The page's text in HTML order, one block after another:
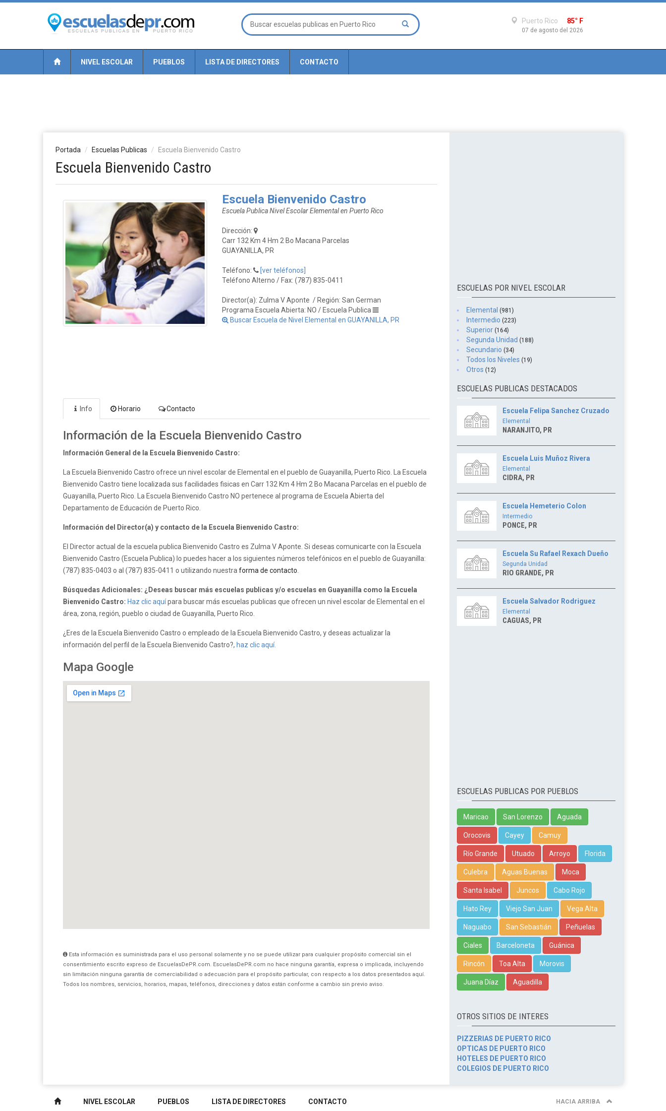
Puerto Rico 85° F
07 de agosto del 2026
NIVEL ESCOLAR PUEBLOS LISTA DE DIRECTORES CONTACTO
Portada Escuelas Publicas Escuela Bienvenido Castro
Escuela Bienvenido Castro
Escuela Bienvenido Castro
Escuela Publica Nivel Escolar Elemental en Puerto Rico
Dirección:
Carr 132 Km 4 Hm 2 Bo Macana Parcelas
GUAYANILLA, PR
Teléfono:
[ver teléfonos]
Teléfono Alterno / Fax: (787) 835-0411
Director(a): Zulma V Aponte / Región: San German
Programa Escuela Abierta: NO / Escuela Publica
Buscar Escuela de Nivel Elemental en GUAYANILLA, PR
Info Horario Contacto
Información de la Escuela Bienvenido Castro
Información General de la Escuela Bienvenido Castro:
La Escuela Bienvenido Castro ofrece un nivel escolar de Elemental en el pueblo de Guayanilla, Puerto Rico. La Escuela
Bienvenido Castro tiene localizada sus facilidades fisicas en Carr 132 Km 4 Hm 2 Bo Macana Parcelas en el pueblo de
Guayanilla, Puerto Rico. La Escuela Bienvenido Castro NO pertenece al programa de Escuela Abierta del
Departamento de Educación de Puerto Rico.
Información del Director(a) y contacto de la Escuela Bienvenido Castro:
El Director actual de la escuela publica Bienvenido Castro es Zulma V Aponte. Si deseas comunicarte con la Escuela
Bienvenido Castro (Escuela Publica) lo puedes hacer a los siguientes números telefónicos en el pueblo de Guayanilla:
(787) 835-0403 o al (787) 835-0411 o utilizando nuestra forma de contacto
Búsquedas Adicionales: ¿Deseas buscar más escuelas publicas y/o escuelas en Guayanilla como la Escuela
Bienvenido Castro: Haz clic aquípara buscar más escuelas publicas que ofrecen un nivel escolar de Elemental en el
área, zona, región, pueblo o ciudad de Guayanilla, Puerto Rico.
¿Eres de la Escuela Bienvenido Castro o empleado de la Escuela Bienvenido Castro, y deseas actualizar la
información del perfil de la Escuela Bienvenido Castro?, haz clic aquí.
Mapa Google
Esta información es suministrada para el uso personal solamente y no se puede utilizar para cualquier propósito comercial sin el
consentimiento escrito expreso de EscuelasDePR.com. EscuelasDePR.com no hace ninguna garantía, expresa o implicada, incluyendo
sin limitación ninguna garantía de comerciabilidad o adecuación para el propósito particular, con respecto a los datos presentados aquí.
Todos los nombres, servicios, horarios, mapas, teléfonos, direcciones y datos están conforme a cambio sin previo aviso.
ESCUELAS POR NIVEL ESCOLAR
Elemental (981)
Intermedio (223)
Superior (164)
Segunda Unidad (188)
Secundario (34)
Todos los Niveles (19)
Otros (12)
ESCUELAS PUBLICAS DESTACADOS
Escuela Felipa Sanchez Cruzado
Elemental
NARANJITO, PR
Escuela Luis Muñoz Rivera
Elemental
CIDRA, PR
Escuela Hemeterio Colon
Intermedio
PONCE, PR
Escuela Su Rafael Rexach Dueño
Segunda Unidad
RIO GRANDE, PR
Escuela Salvador Rodriguez
Elemental
CAGUAS, PR
ESCUELAS PUBLICAS POR PUEBLOS
Maricao San Lorenzo Aguada
Orocovis Cayey Camuy
Río Grande Utuado Arroyo Florida
Culebra Aguas Buenas Moca
Santa Isabel Juncos Cabo Rojo
Hato Rey Viejo San Juan Vega Alta
Naguabo San Sebastián Peñuelas
Ciales Barceloneta Guánica
Rincón Toa Alta Morovis
Juana Díaz Aguadilla
OTROS SITIOS DE INTERES
PIZZERIAS DE PUERTO RICO
OPTICAS DE PUERTO RICO
HOTELES DE PUERTO RICO
COLEGIOS DE PUERTO RICO
NIVEL ESCOLAR PUEBLOS LISTA DE DIRECTORES CONTACTO HACIA ARRIBA